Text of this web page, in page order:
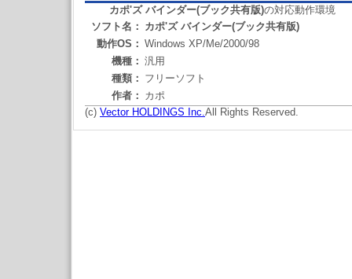
カポ'ズ バインダー(ブック共有版)の対応動作環境
ソフト名： カポ'ズ バインダー(ブック共有版)
動作OS： Windows XP/Me/2000/98
機種： 汎用
種類： フリーソフト
作者： カポ
(c) Vector HOLDINGS Inc.All Rights Reserved.